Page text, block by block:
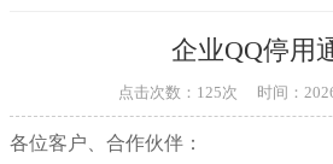
「链天下网络科技有限企业QQ停用
点击次数： 125次 时间：
各位客户、合作伙伴：